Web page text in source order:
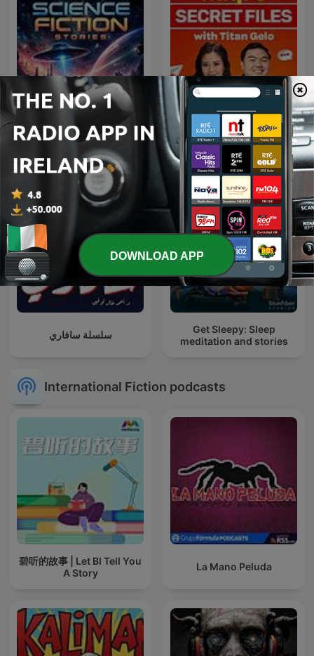
Science Fiction Stories
Raqi’s Secret Files with
Titan Gelo
سلسلة سافاري
Get Sleepy: Sleep
meditation and stories
International Fiction podcasts
碧听的故事 | Let BI Tell You
A Story
La Mano Peluda
DOWNLOAD APP